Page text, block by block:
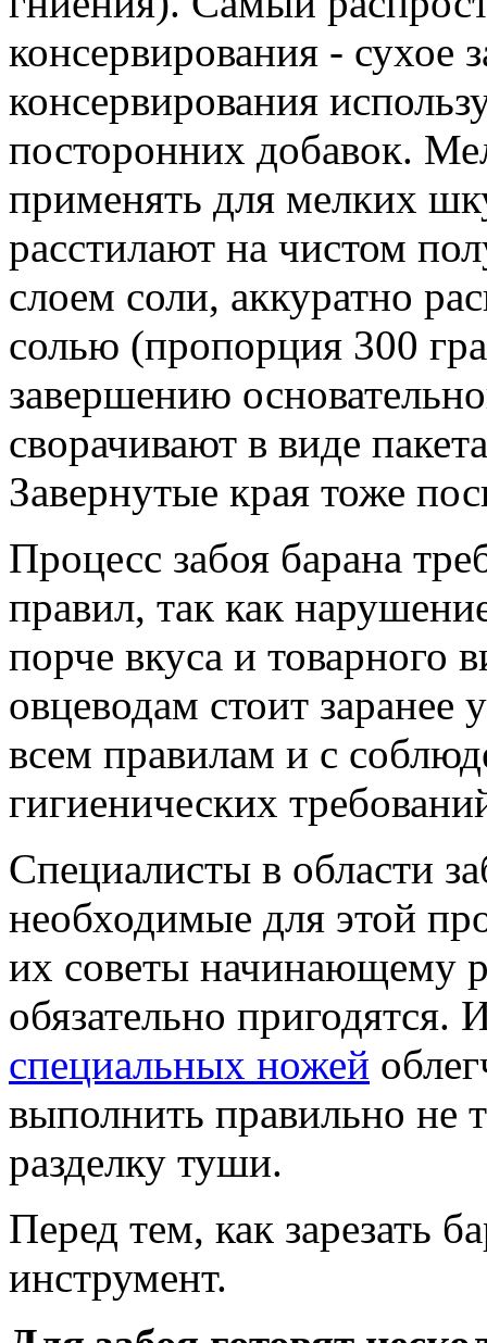
консервирования - сухое
консервирования
посторонних добавок.
применять для мелких
расстилают на чистом
слоем соли, аккуратно
солью (пропорция 300
завершению
сворачивают в виде
Завернутые края тоже
Процесс забоя барана
правил, так как
порче вкуса и
овцеводам стоит заранее
всем правилам и с
гигиенических
Специалисты в области
необходимые для этой
их советы начинающему
обязательно
специальных ножей
выполнить правильно не
разделку туши.
Перед тем, как зарезать
инструмент.